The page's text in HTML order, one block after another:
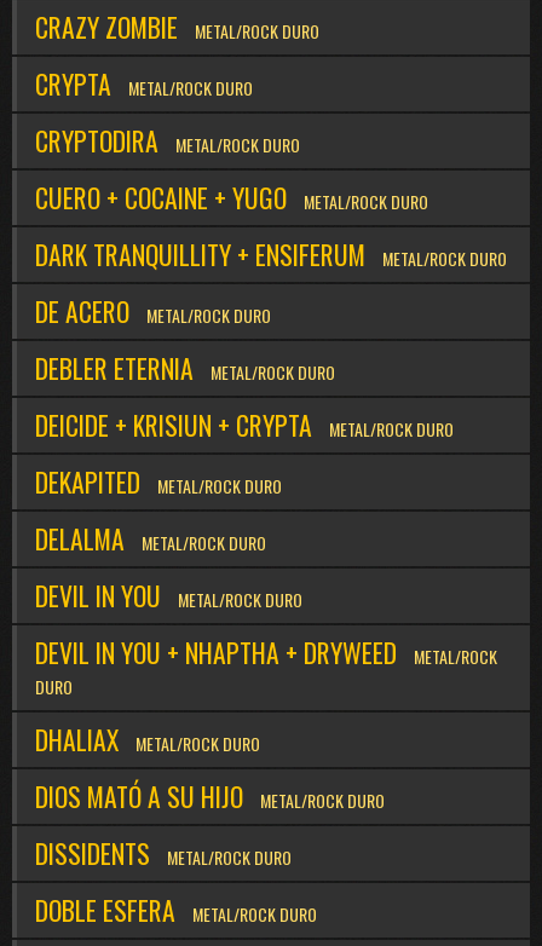
CRAZY ZOMBIE METAL/ROCK DURO
CRYPTA METAL/ROCK DURO
CRYPTODIRA METAL/ROCK DURO
CUERO + COCAINE + YUGO METAL/ROCK DURO
DARK TRANQUILLITY + ENSIFERUM METAL/ROCK DURO
DE ACERO METAL/ROCK DURO
DEBLER ETERNIA METAL/ROCK DURO
DEICIDE + KRISIUN + CRYPTA METAL/ROCK DURO
DEKAPITED METAL/ROCK DURO
DELALMA METAL/ROCK DURO
DEVIL IN YOU METAL/ROCK DURO
DEVIL IN YOU + NHAPTHA + DRYWEED
METAL/ROCK
DURO
DHALIAX METAL/ROCK DURO
DIOS MATÓ A SU HIJO METAL/ROCK DURO
DISSIDENTS METAL/ROCK DURO
DOBLE ESFERA METAL/ROCK DURO